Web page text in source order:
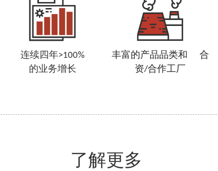
连续四年>100%
的业务增长
丰富的产品品类和      合
资/合作工厂
了解更多